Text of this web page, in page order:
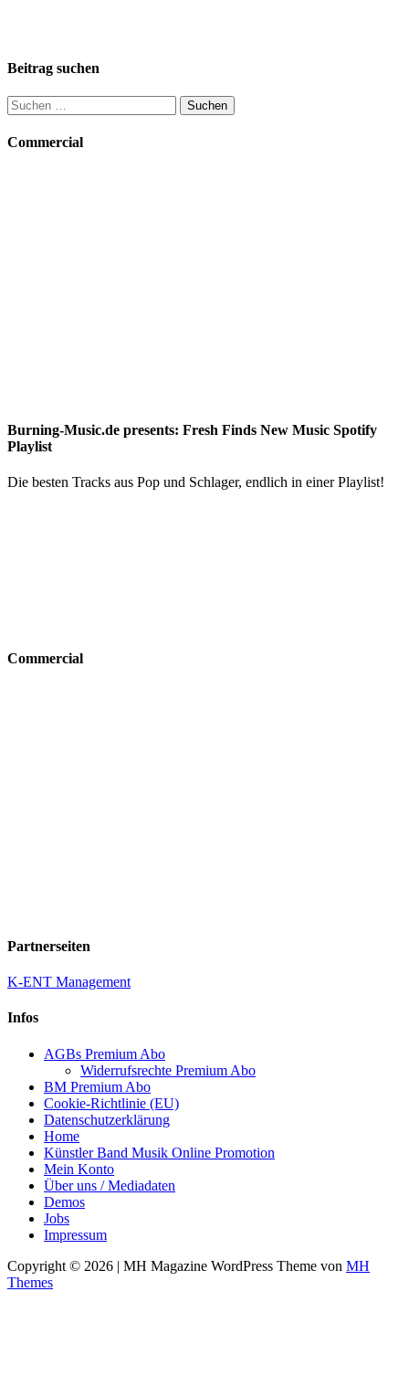
Beitrag suchen
Suchen
nach:
Commercial
Burning-Music.de presents: Fresh Finds New Music Spotify
Playlist
Die besten Tracks aus Pop und Schlager, endlich in einer Playlist!
Commercial
Partnerseiten
K-ENT Management
Infos
AGBs Premium Abo
Widerrufsrechte Premium Abo
BM Premium Abo
Cookie-Richtlinie (EU)
Datenschutzerklärung
Home
Künstler Band Musik Online Promotion
Mein Konto
Über uns / Mediadaten
Demos
Jobs
Impressum
Copyright © 2026 | MH Magazine WordPress Theme von MH
Themes